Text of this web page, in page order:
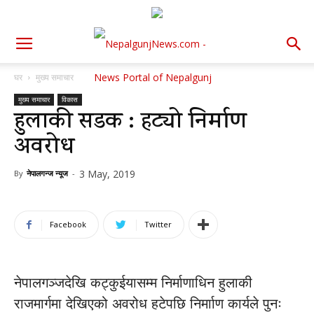
घर मुख्य समाचार
मुख्य समाचार विकास
हुलाकी सडक : हट्यो निर्माण
अवरोध
By नेपालगन्ज न्यूज - 3 May, 2019
Facebook Twitter
नेपालगञ्जदेखि कट्कुईयासम्म निर्माणाधिन हुलाकी
राजमार्गमा देखिएको अवरोध हटेपछि निर्मााण कार्यले पुनः